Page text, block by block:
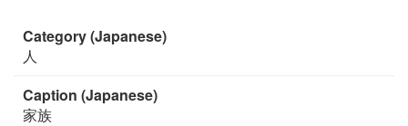
Category (Japanese)
人
Caption (Japanese)
家族